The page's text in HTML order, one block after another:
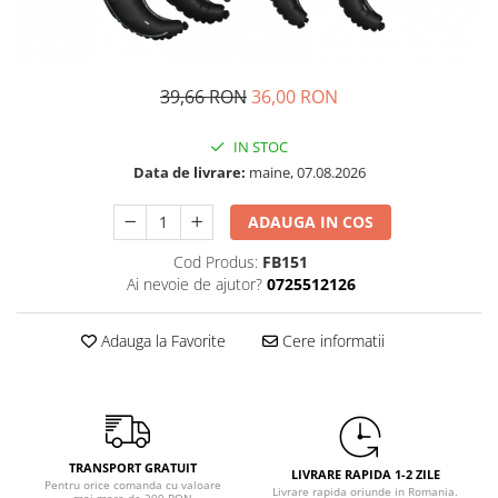
Suflatori si Coifuri
Petrecere Star Wars
Petrecere Supereroi
Petrecere Buburuza Miraculoasa
Petrecere Ferma Animalelor
Petrecere Frozen
Petrecere Little Star
Petrecere LOL Surprise
Petrecere Lovely Swan
Petrecere Minnie Mouse
Petrecere Printese Disney
Petrecere Unicorni
Petreceri Adulti
39,66 RON36,00 RON
IN STOC
Data de livrare: maine, 07.08.2026
ADAUGA IN COS
Cod Produs: FB151
Ai nevoie de ajutor? 0725512126
Adauga la Favorite Cere informatii
TRANSPORT GRATUIT
Pentru orice comanda cu valoare
LIVRARE RAPIDA 1-2 ZILE
Livrare rapida oriunde in Romania.